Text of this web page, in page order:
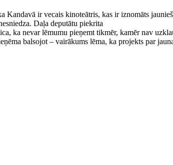
Kandavā ir vecais kinoteātris, kas ir iznomāts
Daļa deputātu piekrita
ka nevar lēmumu pieņemt tikmēr, kamēr nav
balsojot – vairākums lēma, ka projekts par